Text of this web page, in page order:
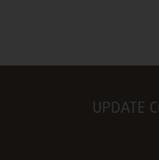
UPDATE